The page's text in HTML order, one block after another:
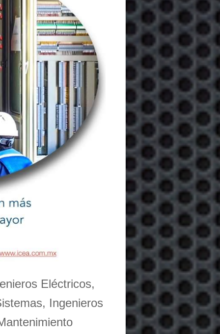
Eléctricos,
Ingenieros